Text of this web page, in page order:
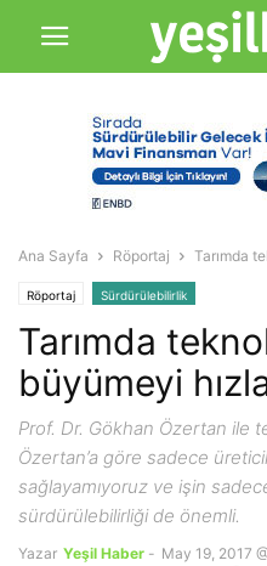
Ana Sayfa Röportaj Tarımda
Röportaj Sürdürülebilirlik
Tarımda
büyümeyi
Prof. Dr. Gökhan Özertan ile
Özertan’a göre sadece
sağlayamıyoruz ve işin
sürdürülebilirliği de önemli.
Yazar Yeşil Haber - May 19, 2017